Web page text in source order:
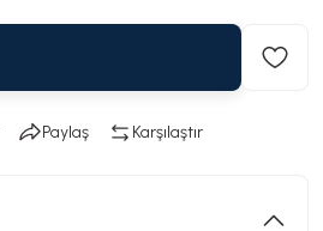
Paylaş Karşılaştır